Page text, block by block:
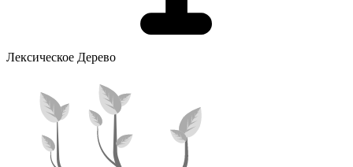
Лексическое Дерево